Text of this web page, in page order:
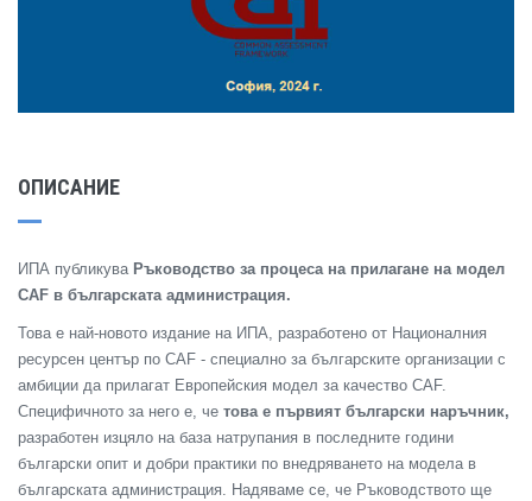
ОПИСАНИЕ
ИПА публикува Ръководство за процеса на прилагане на модел
CAF в българската администрация.
Това е най-новото издание на ИПА, разработено от Националния
ресурсен център по CAF - специално за българските организации с
амбиции да прилагат Европейския модел за качество CAF.
Специфичното за него е, че това е първият български наръчник,
разработен изцяло на база натрупания в последните години
български опит и добри практики по внедряването на модела в
българската администрация. Надяваме се, че Ръководството ще